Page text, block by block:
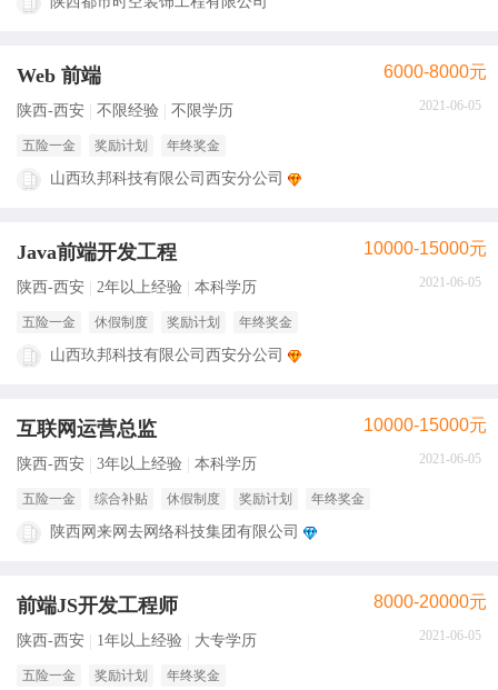
Web 前端 6000-8000元
2021-06-05
陕西-西安 不限经验 不限学历
五险一金 奖励计划 年终奖金
山西玖邦科技有限公司西安分公司
Java前端开发工程 10000-15000元
2021-06-05
陕西-西安 2年以上经验 本科学历
五险一金 休假制度 奖励计划 年终奖金
山西玖邦科技有限公司西安分公司
互联网运营总监 10000-15000元
2021-06-05
陕西-西安 3年以上经验 本科学历
五险一金 综合补贴 休假制度 奖励计划 年终奖金
陕西网来网去网络科技集团有限公司
前端JS开发工程师 8000-20000元
2021-06-05
陕西-西安 1年以上经验 大专学历
五险一金 奖励计划 年终奖金